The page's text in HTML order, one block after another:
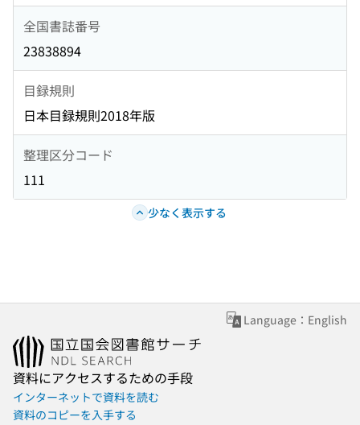
全国書誌番号
23838894
目録規則
日本目録規則2018年版
整理区分コード
111
少なく表示する
Language：English
資料にアクセスするための手段
インターネットで資料を読む
資料のコピーを入手する